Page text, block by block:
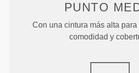
PUNTO
Con una cintura más alta
comodidad y